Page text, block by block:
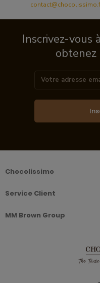
Inscrivez-
obtenez
Chocolissimo
Service Client
MM Brown Group